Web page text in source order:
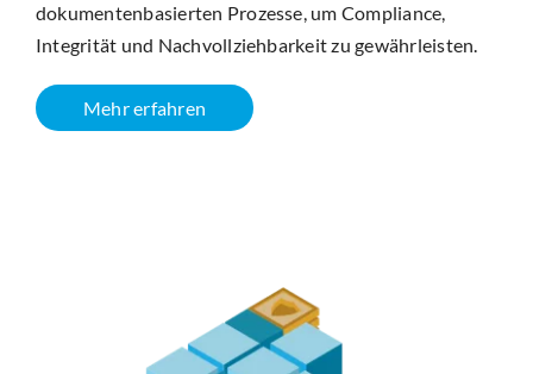
dokumentenbasierten Prozesse, um Compliance,
Integrität und Nachvollziehbarkeit zu gewährleisten.
Mehr erfahren